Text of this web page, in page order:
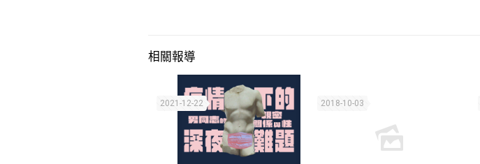
相關報導
2021-12-22 2018-10-03